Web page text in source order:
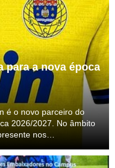
para a nova época
é o novo parceiro do
2026/2027. No âmbito
nos
longo de uma nova ...